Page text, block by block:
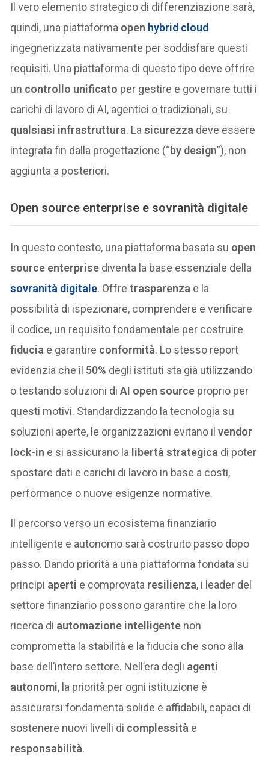
Il vero elemento strategico di differenziazione sarà,
quindi, una piattaforma open hybrid cloud
ingegnerizzata nativamente per soddisfare questi
requisiti. Una piattaforma di questo tipo deve offrire
un controllo unificato per gestire e governare tutti i
carichi di lavoro di AI, agentici o tradizionali, su
qualsiasi infrastruttura. Lasicurezza deve essere
integrata fin dalla progettazione (“by design”), non
aggiunta a posteriori.
Open source enterprise e sovranità digitale
In questo contesto, una piattaforma basata su open
source enterprise diventa la base essenziale della
sovranità digitale. Offretrasparenza e la
possibilità di ispezionare, comprendere e verificare
il codice, un requisito fondamentale per costruire
fiducia e garantire conformità. Lo stesso report
evidenzia che il 50% degli istituti sta già utilizzando
o testando soluzioni diAI open source proprio per
questi motivi. Standardizzando la tecnologia su
soluzioni aperte, le organizzazioni evitano ilvendor
lock-in e si assicurano la libertà strategica di poter
spostare dati e carichi di lavoro in base a costi,
performance o nuove esigenze normative.
Il percorso verso un ecosistema finanziario
intelligente e autonomo sarà costruito passo dopo
passo. Dando priorità a una piattaforma fondata su
principi aperti e comprovata resilienza, i leader del
settore finanziario possono garantire che la loro
ricerca di automazione intelligente non
comprometta la stabilità e la fiducia che sono alla
base dell’intero settore. Nell’era degli agenti
autonomi, la priorità per ogni istituzione è
assicurarsi fondamenta solide e affidabili, capaci di
sostenere nuovi livelli di complessità e
responsabilità.